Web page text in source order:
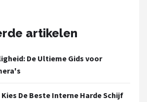
artikelen
De Ultieme Gids voor
De Beste Interne Harde Schijf